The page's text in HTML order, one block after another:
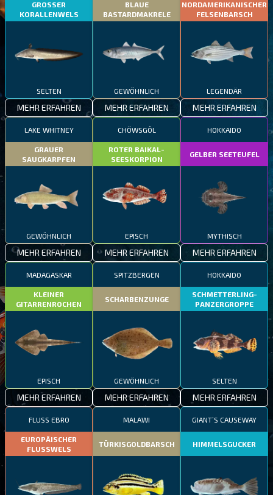
GROSSER
KORALLENWELS
SELTEN
MEHR ERFAHREN
BLAUE
BASTARDMAKRELE
GEWÖHNLICH
MEHR ERFAHREN
NORDAMERIKANISCHER
FELSENBARSCH
LEGENDÄR
MEHR ERFAHREN
LAKE WHITNEY
GRAUER
SAUGKARPFEN
GEWÖHNLICH
MEHR ERFAHREN
CHÖWSGÖL
ROTER BAIKAL-
SEESKORPION
EPISCH
MEHR ERFAHREN
HOKKAIDO
GELBER SEETEUFEL
MYTHISCH
MEHR ERFAHREN
MADAGASKAR
KLEINER
GITARRENROCHEN
EPISCH
MEHR ERFAHREN
SPITZBERGEN
SCHARBENZUNGE
GEWÖHNLICH
MEHR ERFAHREN
HOKKAIDO
SCHMETTERLING-
PANZERGROPPE
SELTEN
MEHR ERFAHREN
FLUSS EBRO
EUROPÄISCHER
FLUSSWELS
MALAWI
TÜRKISGOLDBARSCH
GIANT’S CAUSEWAY
HIMMELSGUCKER